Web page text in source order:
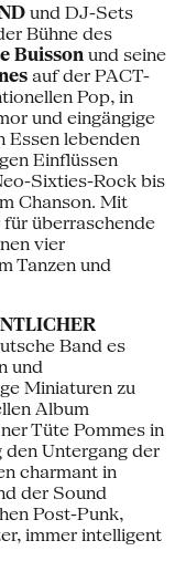
und DJ-Sets
Bühne des
Buisson und seine
auf der PACT-
Pop, in
und eingängige
Essen lebenden
Einflüssen
Sixties-Rock bis
Chanson. Mit
überraschende
vier
Tanzen und
Band es
und
Miniaturen zu
Album
Tüte Pommes in
Untergang der
charmant in
der Sound
Post-Punk,
immer intelligent